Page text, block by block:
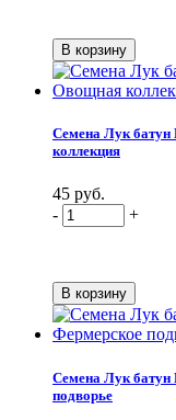
Семена Лук
коллекция
45 руб.
-
+
Семена Лук батун
подворье